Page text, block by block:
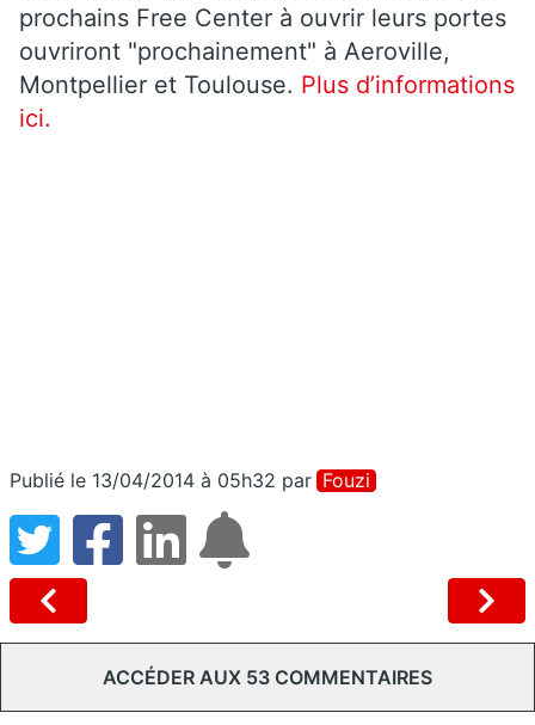
prochains Free Center à ouvrir leurs portes
ouvriront "prochainement" à Aeroville,
Montpellier et Toulouse. Plus d’informations
ici.
Publié le 13/04/2014 à 05h32 par Fouzi
ACCÉDER AUX 53 COMMENTAIRES